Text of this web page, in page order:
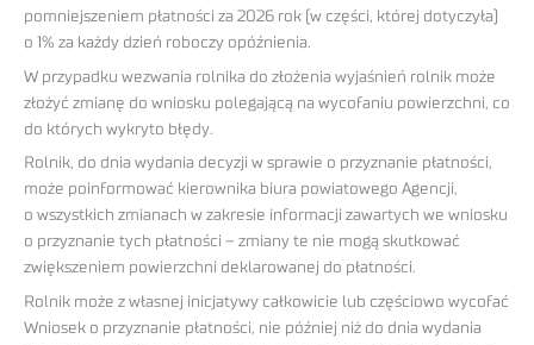
pomniejszeniem płatności za 2026 rok (w części, której dotyczyła)
o 1% za każdy dzień roboczy opóźnienia.
W przypadku wezwania rolnika do złożenia wyjaśnień rolnik może
złożyć zmianę do wniosku polegającą na wycofaniu powierzchni, co
do których wykryto błędy.
Rolnik, do dnia wydania decyzji w sprawie o przyznanie płatności,
może poinformować kierownika biura powiatowego Agencji,
o wszystkich zmianach w zakresie informacji zawartych we wniosku
o przyznanie tych płatności – zmiany te nie mogą skutkować
zwiększeniem powierzchni deklarowanej do płatności.
Rolnik może z własnej inicjatywy całkowicie lub częściowo wycofać
Wniosek o przyznanie płatności, nie później niż do dnia wydania